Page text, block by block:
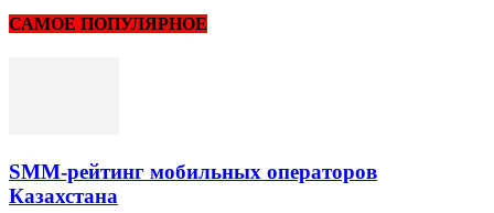
САМОЕ ПОПУЛЯРНОЕ
SMM-рейтинг мобильных операторов
Казахстана